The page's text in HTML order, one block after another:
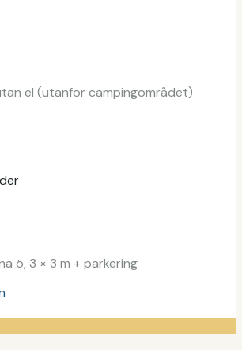
el (utanför campingområdet)
ö, 3 × 3 m + parkering